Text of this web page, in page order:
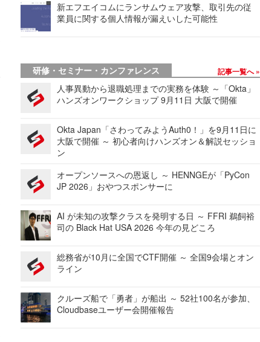
新エフエイコムにランサムウェア攻撃、取引先の従
業員に関する個人情報が漏えいした可能性
研修・セミナー・カンファレンス 記事一覧へ
人事異動から退職処理までの実務を体験 ～「Okta」
ハンズオンワークショップ 9月11日 大阪で開催
Okta Japan「さわってみようAuth0！」を9月11日に
大阪で開催 ～ 初心者向けハンズオン＆解説セッショ
ン
オープンソースへの恩返し ～ HENNGEが「PyCon
JP 2026」おやつスポンサーに
AI が未知の攻撃クラスを発明する日 ～ FFRI 鵜飼裕
司の Black Hat USA 2026 今年の見どころ
総務省が10月に全国でCTF開催 ～ 全国9会場とオン
ライン
クルーズ船で「勇者」が船出 ～ 52社100名が参加、
Cloudbaseユーザー会開催報告